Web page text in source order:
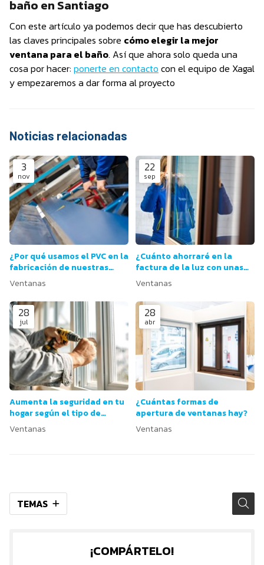
TEMAS
baño en Santiago
Con este artículo ya podemos decir que has descubierto
las claves principales sobre cómo elegir la mejor
ventana para el baño. Así que ahora solo queda una
cosa por hacer: ponerte en contacto con el equipo de Xagal
y empezaremos a dar forma al proyecto
Noticias relacionadas
3
nov
¿Por qué usamos el PVC en la
fabricación de nuestras
ventanas?
Ventanas
22
sep
¿Cuánto ahorraré en la
factura de la luz con unas
ventanas más eficientes?
Ventanas
28
jul
Aumenta la seguridad en tu
hogar según el tipo de
ventana
Ventanas
28
abr
¿Cuántas formas de
apertura de ventanas hay?
Ventanas
¡COMPÁRTELO!